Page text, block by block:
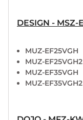
DESIGN - MSZ-
MUZ-EF25VGH
MUZ-EF25VGH2
MUZ-EF35VGH
MUZ-EF35VGH2